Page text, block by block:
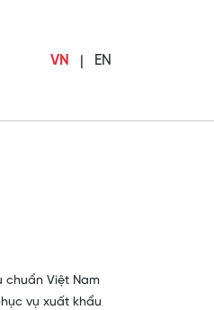
VN | EN
chuẩn Việt Nam
vụ xuất khẩu